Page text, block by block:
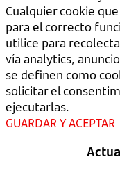
Cualquier cookie
para el correcto
utilice para
vía analytics,
se definen como
solicitar el
ejecutarlas.
GUARDAR Y ACEPTAR